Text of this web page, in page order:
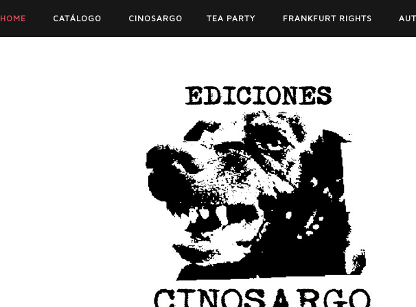
HOME CATÁLOGO CINOSARGO TEA PARTY FRANKFURT RIGHTS